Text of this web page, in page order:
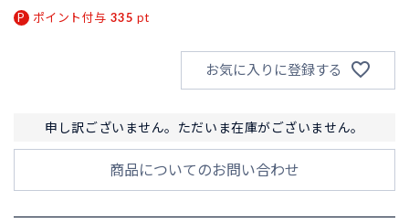
ポイント付与 335 pt
お気に入りに登録する
申し訳ございません。ただいま在庫がございません。
商品についてのお問い合わせ